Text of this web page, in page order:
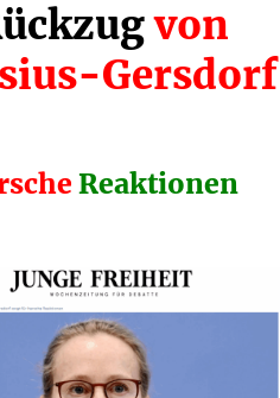
von
Gersdorf
Reaktionen